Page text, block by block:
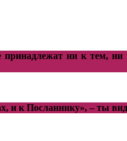
ни к тем,
и к Посланнику», – ты